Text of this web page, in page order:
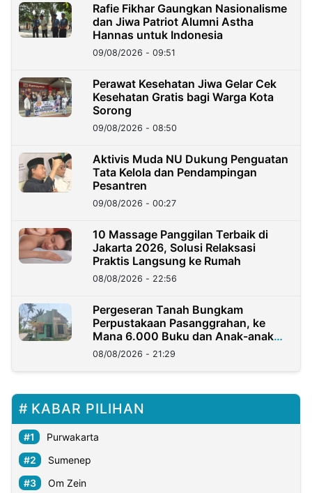
Rafie Fikhar Gaungkan Nasionalisme
dan Jiwa Patriot Alumni Astha
Hannas untuk Indonesia
09/08/2026 - 09:51
Perawat Kesehatan Jiwa Gelar Cek
Kesehatan Gratis bagi Warga Kota
Sorong
09/08/2026 - 08:50
Aktivis Muda NU Dukung Penguatan
Tata Kelola dan Pendampingan
Pesantren
09/08/2026 - 00:27
10 Massage Panggilan Terbaik di
Jakarta 2026, Solusi Relaksasi
Praktis Langsung ke Rumah
08/08/2026 - 22:56
Pergeseran Tanah Bungkam
Perpustakaan Pasanggrahan, ke
Mana 6.000 Buku dan Anak-anak
Kini?
08/08/2026 - 21:29
KABAR PILIHAN
Purwakarta
Sumenep
Om Zein